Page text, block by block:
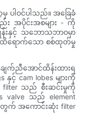
ပါဝင်ပါသည်။ အခြေခံ
း အပိုင်းအစများ - ကို
းနှင့် သဘောသဘာဝမှာ
မိုထိရောက်သော စစ်ထုတ်မှု
ျက်ညီအောင်ထိန်းထားရ
င့် cam lobes များကို
filter သည် စီးဆင်းမှုကို
valve သည် element
အတွက် အကောင်းဆုံး filter